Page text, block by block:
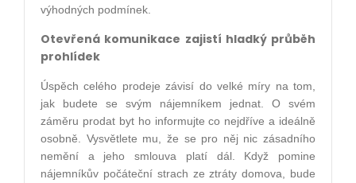
výhodných podmínek.
Otevřená komunikace zajistí hladký průběh
prohlídek
Úspěch celého prodeje závisí do velké míry na tom,
jak budete se svým nájemníkem jednat. O svém
záměru prodat byt ho informujte co nejdříve a ideálně
osobně. Vysvětlete mu, že se pro něj nic zásadního
nemění a jeho smlouva platí dál. Když pomine
nájemníkův počáteční strach ze ztráty domova, bude